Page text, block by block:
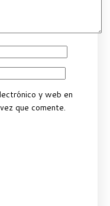
y web en
que comente.